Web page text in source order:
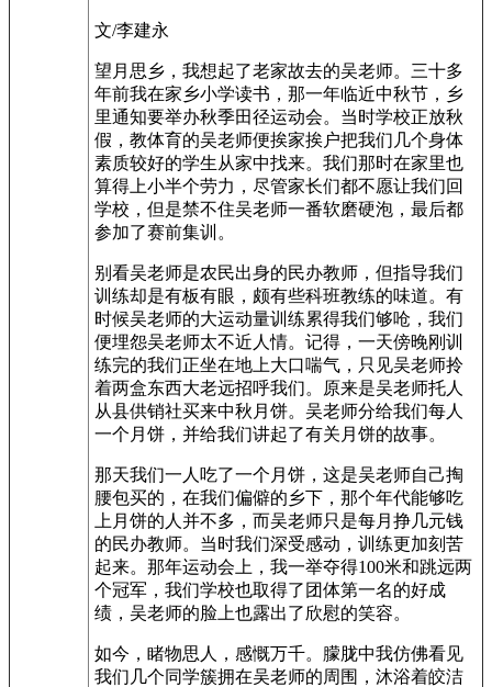
文/李建永
望月思乡，我想起了老家故去的吴老师。三十多
年前我在家乡小学读书，那一年临近中秋节，乡
里通知要举办秋季田径运动会。当时学校正放秋
假，教体育的吴老师便挨家挨户把我们几个身体
素质较好的学生从家中找来。我们那时在家里也
算得上小半个劳力，尽管家长们都不愿让我们回
学校，但是禁不住吴老师一番软磨硬泡，最后都
参加了赛前集训。
别看吴老师是农民出身的民办教师，但指导我们
训练却是有板有眼，颇有些科班教练的味道。有
时候吴老师的大运动量训练累得我们够呛，我们
便埋怨吴老师太不近人情。记得，一天傍晚刚训
练完的我们正坐在地上大口喘气，只见吴老师拎
着两盒东西大老远招呼我们。原来是吴老师托人
从县供销社买来中秋月饼。吴老师分给我们每人
一个月饼，并给我们讲起了有关月饼的故事。
那天我们一人吃了一个月饼，这是吴老师自己掏
腰包买的，在我们偏僻的乡下，那个年代能够吃
上月饼的人并不多，而吴老师只是每月挣几元钱
的民办教师。当时我们深受感动，训练更加刻苦
起来。那年运动会上，我一举夺得100米和跳远两
个冠军，我们学校也取得了团体第一名的好成
绩，吴老师的脸上也露出了欣慰的笑容。
如今，睹物思人，感慨万千。朦胧中我仿佛看见
我们几个同学簇拥在吴老师的周围，沐浴着皎洁